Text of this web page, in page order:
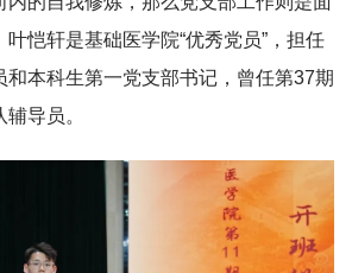
恺轩是基础医学院“优秀党员”，担任
和本科生第一党支部书记，曾任第37期
导员。